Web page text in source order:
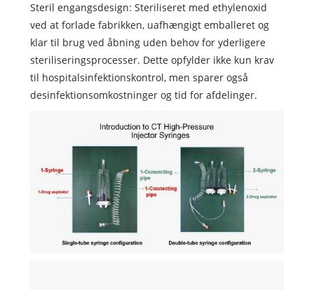
Steril engangsdesign: Steriliseret med ethylenoxid
ved at forlade fabrikken, uafhængigt emballeret og
klar til brug ved åbning uden behov for yderligere
steriliseringsprocesser. Dette opfylder ikke kun krav
til hospitalsinfektionskontrol, men sparer også
desinfektionsomkostninger og tid for afdelinger.